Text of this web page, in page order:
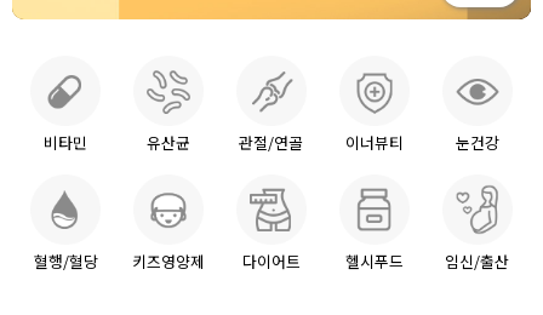
비타민 유산균 관절/연골 이너뷰티 눈건강
혈행/혈당 키즈영양제 다이어트 헬시푸드 임신/출산